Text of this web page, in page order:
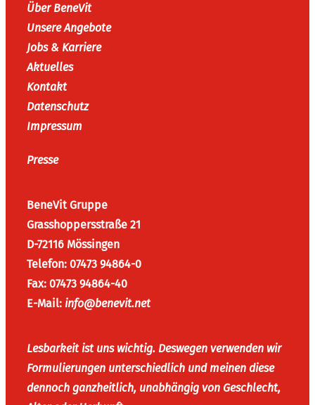
Über BeneVit
Unsere Angebote
Jobs & Karriere
Aktuelles
Kontakt
Datenschutz
Impressum
Presse
BeneVit Gruppe
Grasshoppersstraße 21
D-72116 Mössingen
Telefon: 07473 94864-0
Fax: 07473 94864-40
E-Mail: info@benevit.net
Lesbarkeit ist uns wichtig. Deswegen verwenden wir
Formulierungen unterschiedlich und meinen diese
dennoch ganzheitlich, unabhängig von Geschlecht,